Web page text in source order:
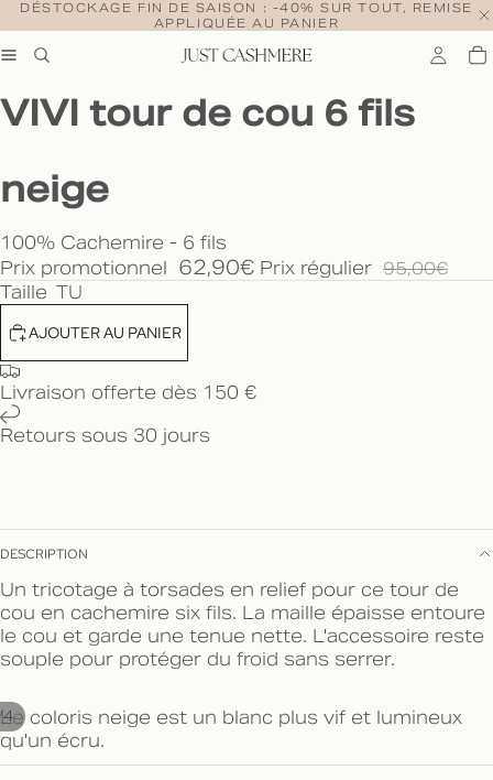
DÉSTOCKAGE FIN DE SAISON : -40% SUR TOUT, REMISE
APPLIQUÉE AU PANIER
4
VIVI tour de cou 6 fils
neige
100% Cachemire - 6 fils
Prix promotionnel 62,90€ Prix régulier 95,00€
Taille TU
AJOUTER AU PANIER
Livraison offerte dès 150 €
Retours sous 30 jours
DESCRIPTION
Un tricotage à torsades en relief pour ce tour de
cou en cachemire six fils. La maille épaisse entoure
le cou et garde une tenue nette. L'accessoire reste
souple pour protéger du froid sans serrer.
Le coloris neige est un blanc plus vif et lumineux
qu'un écru.